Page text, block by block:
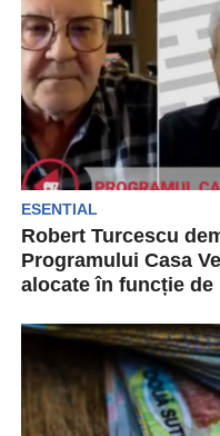
ESENTIAL
Robert Turcescu
Programului Casa
alocate în funcție de
Comaroni și
ultima ediție...